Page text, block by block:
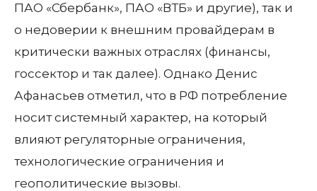
ПАО «Сбербанк», ПАО «ВТБ» и другие), так и
о недоверии к внешним провайдерам в
критически важных отраслях (финансы,
госсектор и так далее). Однако Денис
Афанасьев отметил, что в РФ потребление
носит системный характер, на который
влияют регуляторные ограничения,
технологические ограничения и
геополитические вызовы.